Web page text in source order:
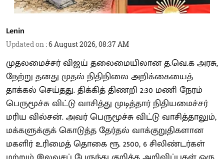
Lenin
Updated on :6 August 2026, 08:37 AM
முதலமைச்சர் விஜய் தலைமையிலான த.வெ.க அரசு,
நேற்று தனது முதல் நிதிநிலை அறிக்கையைத்
தாக்கல் செய்தது. திக்கித் திணறி 2:30 மணி நேரம்
பெருமூச்சு விட்டு வாசித்து முடித்தார் நிதியமைச்சர்
மரிய வில்சன். அவர் பெருமூச்சு விட்டு வாசித்தாலும்,
மக்களுக்குக் கொடுத்த தேர்தல் வாக்குறுதிகளான
மகளிர் உரிமைத் தொகை ரூ. 2500, 6 சிலிண்டர்கள்